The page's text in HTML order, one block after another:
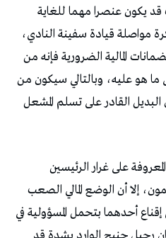
يكون عنصرا مهما للغاية
مواصلة قيادة سفينة النادي،
المالية الضرورية فإنه من
ما هو عليه، وبالتالي سيكون من
القادر على تسلم المشعل
على غرار الرئيسين
إلا أن الوضع المالي الصعب
أحدهما بتحمل المسؤولية في